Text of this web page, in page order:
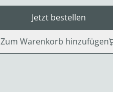
Jetzt bestellen
Zum Warenkorb hinzufügen